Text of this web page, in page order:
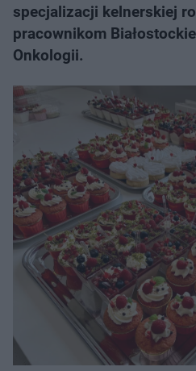
specjalizacji kelnerskiej
pracownikom
Onkologii.